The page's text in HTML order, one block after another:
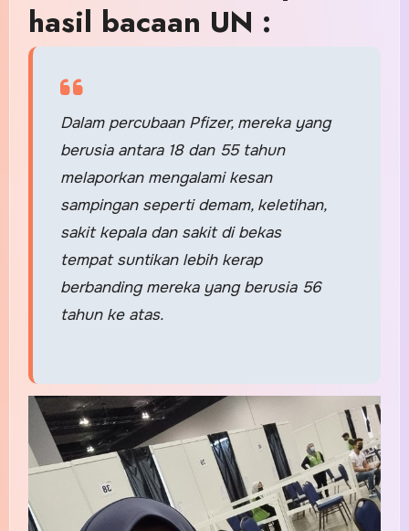
hasil bacaan UN :
Dalam percubaan Pfizer, mereka yang
berusia antara 18 dan 55 tahun
melaporkan mengalami kesan
sampingan seperti demam, keletihan,
sakit kepala dan sakit di bekas
tempat suntikan lebih kerap
berbanding mereka yang berusia 56
tahun ke atas.